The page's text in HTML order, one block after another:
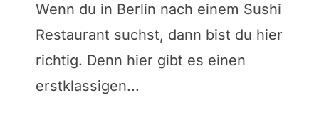
Wenn du in Berlin nach einem Sushi
Restaurant suchst, dann bist du hier
richtig. Denn hier gibt es einen
erstklassigen...